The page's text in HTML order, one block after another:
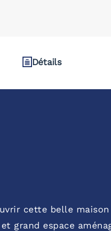
Détails
cette belle
grand espace